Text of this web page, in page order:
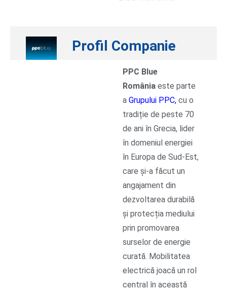
Profil Companie
PPC Blue
Româniaeste parte
a Grupului PPC,cu o
tradiție de peste 70
de ani în Grecia, lider
în domeniul energiei
în Europa de Sud-Est,
care și-a făcut un
angajament din
dezvoltarea durabilă
și protecția mediului
prin promovarea
surselor de energie
curată. Mobilitatea
electrică joacă un rol
central în această